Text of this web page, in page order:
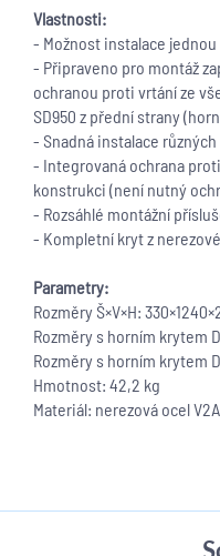
Vlastnosti:
- Možnost instalace
- Připraveno pro montáž
ochranou proti vrtání ze
SD950 z přední strany
- Snadná instalace
- Integrovaná ochrana
konstrukci (není nutný
- Rozsáhlé montážní
- Kompletní kryt z
Parametry:
Rozměry Š×V×H:
Rozměry s horním krytem
Rozměry s horním krytem
Hmotnost: 42,2 kg
Materiál: nerezová ocel V2A